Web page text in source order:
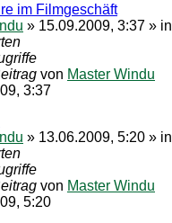
im Filmgeschäft
» 15.09.2009, 3:37 » in
von Master Windu
3:37
» 13.06.2009, 5:20 » in
von Master Windu
5:20